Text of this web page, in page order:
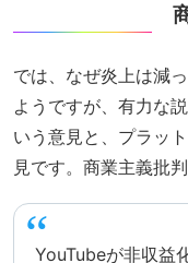
では、なぜ炎上は減
ようですが、有力な
いう意見と、プラッ
見です。商業主義批
YouTubeが非収益